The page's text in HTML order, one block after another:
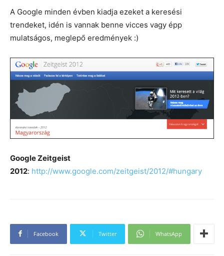
A Google minden évben kiadja ezeket a keresési
trendeket, idén is vannak benne vicces vagy épp
mulatságos, meglepő eredmények :)
Google Zeitgeist
2012: http://www.google.com/zeitgeist/2012/#hungary
Facebook Twitter WhatsApp